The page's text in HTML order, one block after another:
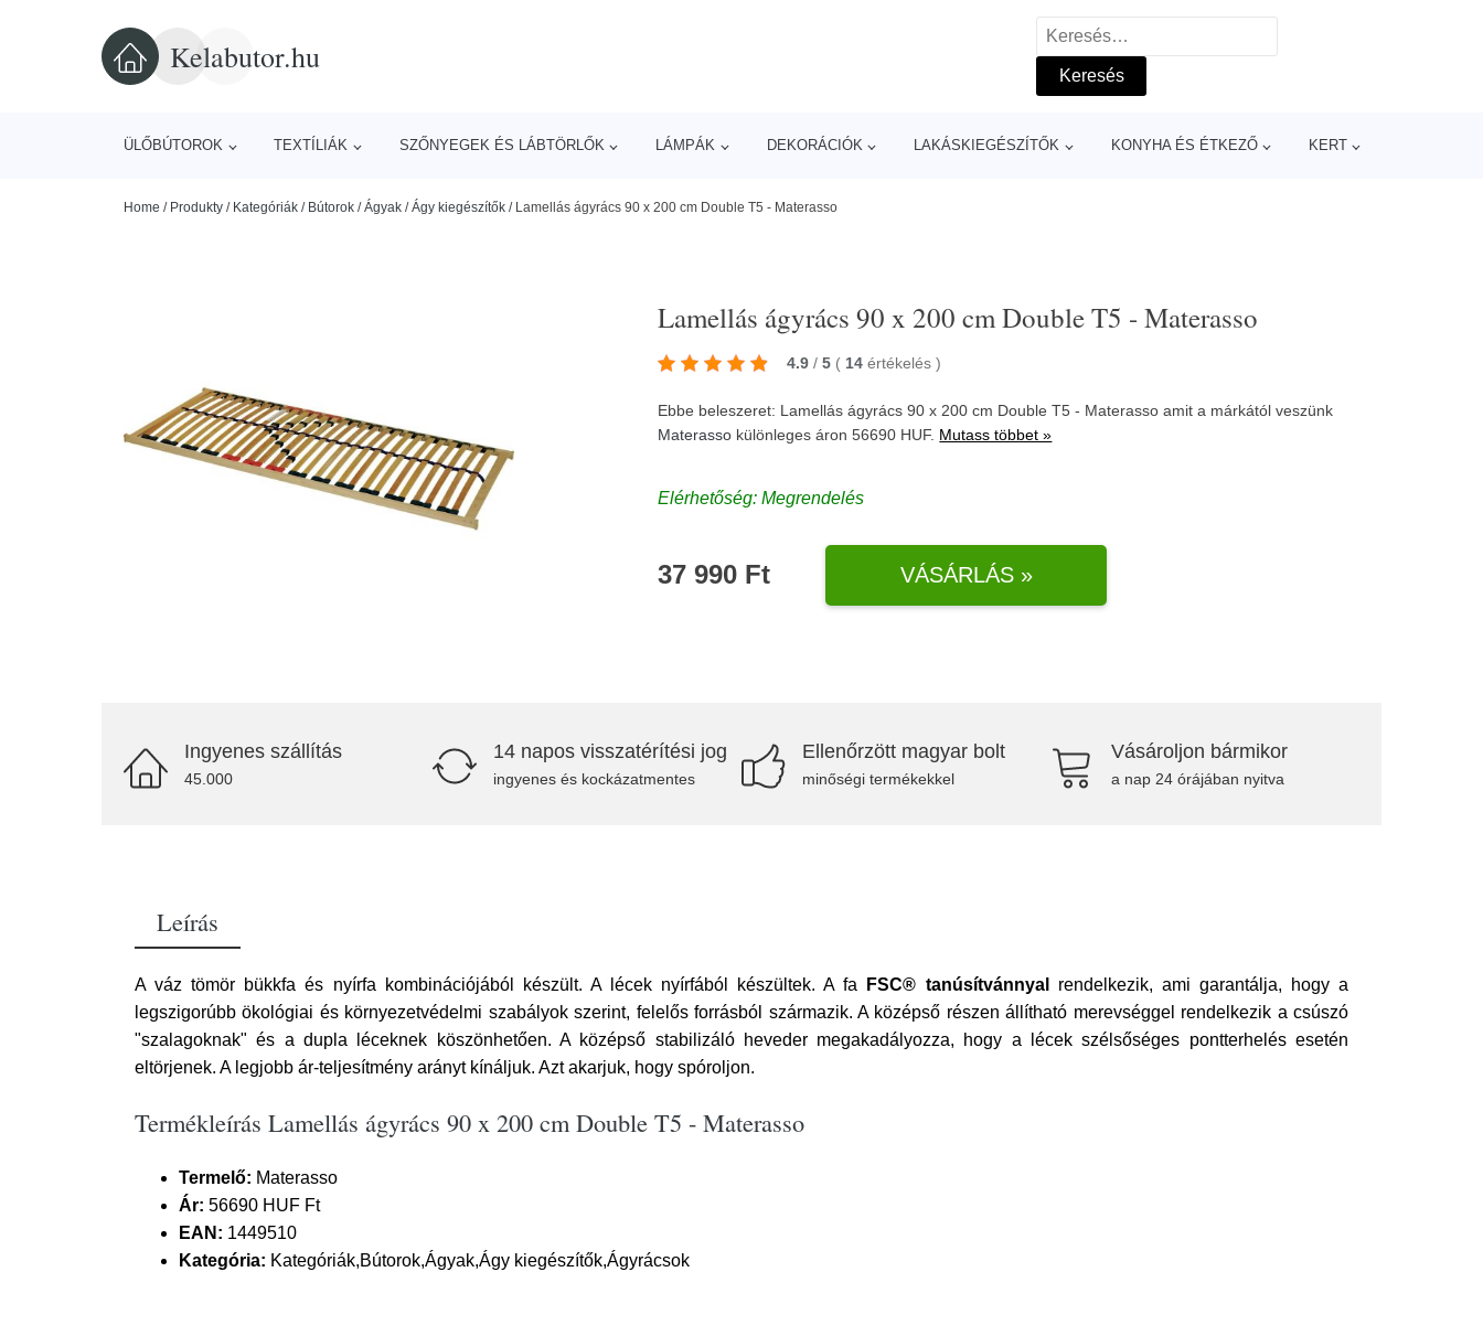
Kelabutor.hu
Keresés:
ÜLŐBÚTOROK TEXTÍLIÁK SZŐNYEGEK ÉS LÁBTÖRLŐK LÁMPÁK DEKORÁCIÓK LAKÁSKIEGÉSZÍTŐK KONYHA ÉS ÉTKEZŐ KERT
Home / Produkty / Kategóriák / Bútorok /Ágyak /Ágy kiegészítők / Lamellás ágyrács 90 x 200 cm Double T5 - Materasso
Lamellás ágyrács 90 x 200 cm Double T5 - Materasso
4.9 / 5 ( 14 értékelés)
Ebbe beleszeret: Lamellás ágyrács 90 x 200 cm Double T5 - Materasso amit a márkától veszünk
Materasso különleges áron 56690 HUF. Mutass többet »
Elérhetőség: Megrendelés
37 990 Ft VÁSÁRLÁS »
Ingyenes szállítás
45.000
14 napos visszatérítési jog
ingyenes és kockázatmentes
Ellenőrzött magyar bolt
minőségi termékekkel
Vásároljon bármikor
a nap 24 órájában nyitva
Leírás
A váz tömör bükkfa és nyírfa kombinációjából készült. A lécek nyírfából készültek. A fa FSC® tanúsítvánnyal
rendelkezik, ami garantálja, hogy a
legszigorúbb ökológiai és környezetvédelmi szabályok szerint, felelős forrásból származik. A középső részen állítható merevséggel rendelkezik a csúszó
"szalagoknak" és a dupla léceknek köszönhetően. A középső stabilizáló heveder megakadályozza, hogy a lécek szélsőséges pontterhelés esetén
eltörjenek. A legjobb ár-teljesítmény arányt kínáljuk. Azt akarjuk, hogy spóroljon.
Termékleírás Lamellás ágyrács 90 x 200 cm Double T5 - Materasso
Termelő: Materasso
Ár: 56690 HUF Ft
EAN: 1449510
Kategória: Kategóriák,Bútorok,Ágyak,Ágy kiegészítők,Ágyrácsok